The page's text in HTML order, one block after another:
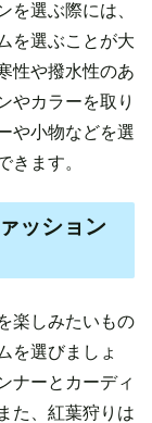
を選ぶ際には、
を選ぶことが大
性や撥水性のあ
やカラーを取り
や小物などを選
きます。
ッション
楽しみたいもの
を選びましょ
ナーとカーディ
た、紅葉狩りは